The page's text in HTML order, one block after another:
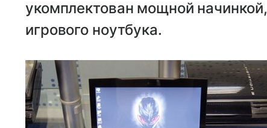
укомплектован мощной
игрового ноутбука.